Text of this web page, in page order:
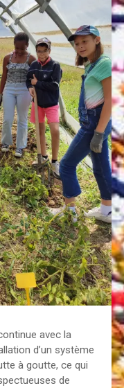
avec la
d’un système
à goutte, ce qui
de